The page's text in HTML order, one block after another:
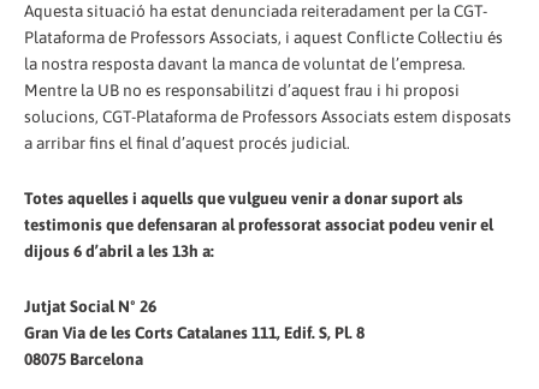
Aquesta situació ha estat denunciada reiteradament per la CGT-
Plataforma de Professors Associats, i aquest Conflicte Col·lectiu és
la nostra resposta davant la manca de voluntat de l’empresa.
Mentre la UB no es responsabilitzi d’aquest frau i hi proposi
solucions, CGT-Plataforma de Professors Associats estem disposats
a arribar fins el final d’aquest procés judicial.
Totes aquelles i aquells que vulgueu venir a donar suport als
testimonis que defensaran al professorat associat podeu venir el
dijous 6 d’abril a les 13h a:
Jutjat Social Nº 26
Gran Via de les Corts Catalanes 111, Edif. S, Pl. 8
08075 Barcelona